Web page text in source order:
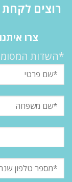
רוצים
צרו
*השדות